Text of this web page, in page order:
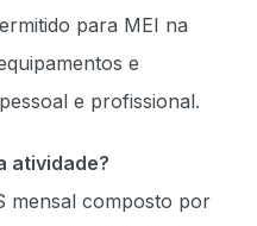
para MEI na
e
e profissional.
atividade?
mensal composto por